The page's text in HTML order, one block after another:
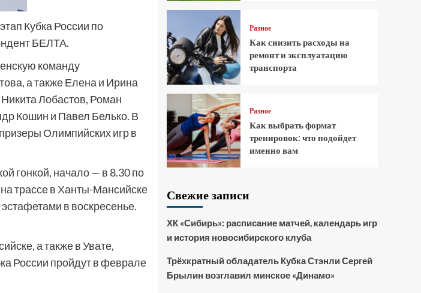
Кубка России по
БЕЛТА.
команду
а также Елена и Ирина
Лобастов, Роман
Кошин и Павел Белько. В
Олимпийских игр в
гонкой, начало — в 8.30 по
трассе в Ханты-Мансийске
в воскресенье.
а также в Увате,
России пройдут в феврале
Разное
Как снизить расходы на
ремонт и эксплуатацию
транспорта
Разное
Как выбрать формат
тренировок: что подойдет
именно вам
Свежие записи
ХК «Сибирь»: расписание матчей, календарь игр
и история новосибирского клуба
Трёхкратный обладатель Кубка Стэнли Сергей
Брылин возглавил минское «Динамо»